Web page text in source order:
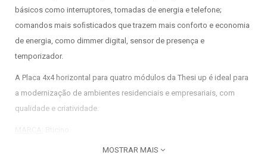
básicos como interruptores, tomadas de energia e telefone;
comandos mais soﬁsticados que trazem mais conforto e economia
de energia, como dimmer digital, sensor de presença e
temporizador.
A Placa 4x4 horizontal para quatro módulos da Thesi up é ideal para
a modernização de ambientes residenciais e empresariais, com
qualidade e criatividade.
MOSTRAR MAIS